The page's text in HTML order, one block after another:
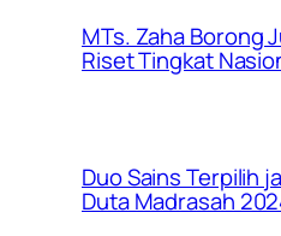
MTs. Zaha Borong
Riset Tingkat
Duo Sains Terpilih
Duta Madrasah